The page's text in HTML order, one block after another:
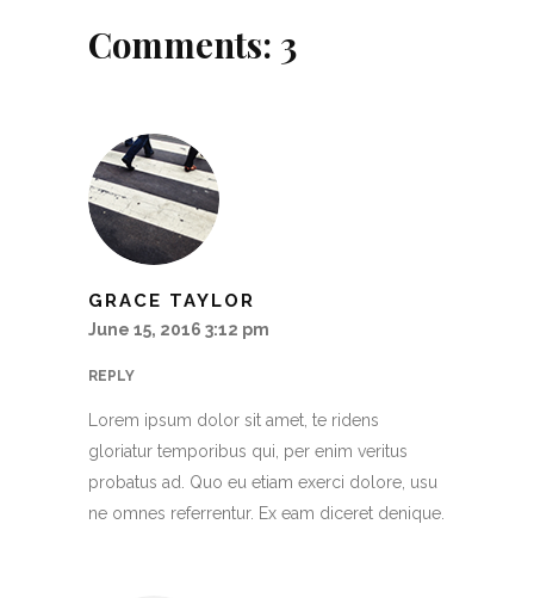
Comments: 3
GRACE TAYLOR
June 15, 2016 3:12 pm
REPLY
Lorem ipsum dolor sit amet, te ridens
gloriatur temporibus qui, per enim veritus
probatus ad. Quo eu etiam exerci dolore, usu
ne omnes referrentur. Ex eam diceret denique.